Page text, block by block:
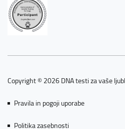
Copyright © 2026 DNA testi za vaše
Pravila in pogoji uporabe
Politika zasebnosti